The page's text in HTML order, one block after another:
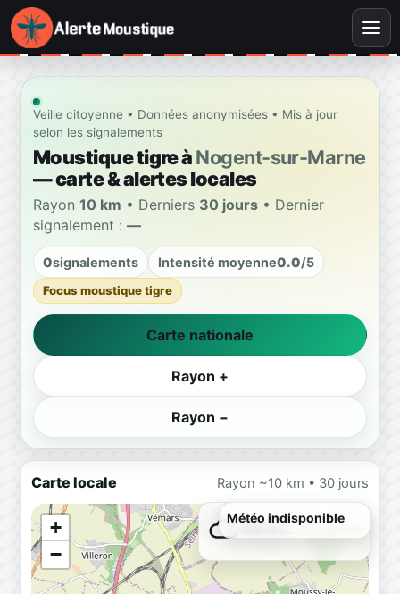
Veille citoyenne • Données anonymisées • Mis à jour
selon les signalements
Moustique tigre àNogent-sur-Marne
— carte & alertes locales
Rayon 10 km • Derniers 30 jours • Dernier
signalement : —
0signalements Intensité moyenne0.0/5
Focus moustique tigre
Carte nationale
Rayon +
Rayon −
Carte locale Rayon ~10 km • 30 jours
+
−
Météo…Chargement
Météo indisponible